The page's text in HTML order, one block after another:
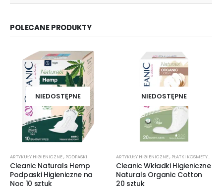
POLECANE PRODUKTY
NIEDOSTĘPNE
ARTYKUŁY HIGIENICZNE, PODPASKI
Cleanic Naturals Hemp
Podpaski Higieniczne na
Noc 10 sztuk
NIEDOSTĘPNE
ARTYKUŁY HIGIENICZNE, PŁATKI KOSMETYCZNE
Cleanic Wkładki Higieniczne
Naturals Organic Cotton
20 sztuk